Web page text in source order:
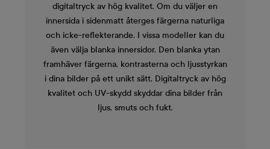
digitaltryck av hög kvalitet. Om du väljer en
innersida i sidenmatt återges färgerna naturliga
och icke-reflekterande. I vissa modeller kan du
även välja blanka innersidor. Den blanka ytan
framhäver färgerna, kontrasterna och ljusstyrkan
i dina bilder på ett unikt sätt. Digitaltryck av hög
kvalitet och UV-skydd skyddar dina bilder från
ljus, smuts och fukt.